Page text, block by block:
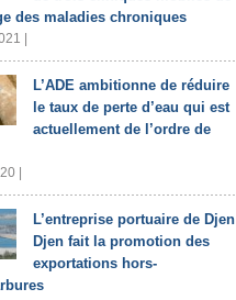
des maladies chroniques
|
L’ADE ambitionne de réduire
le taux de perte d’eau qui est
actuellement de l’ordre de
|
L’entreprise portuaire de Djen
Djen fait la promotion des
exportations hors-